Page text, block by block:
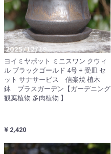
ヨイミヤポット ミニスワン クウィ
ル ブラックゴールド 4号 + 受皿 セ
ット サナサービス 信楽焼 植木
鉢 プラスガーデン【ガーデニング
観葉植物 多肉植物 】
¥ 2,420